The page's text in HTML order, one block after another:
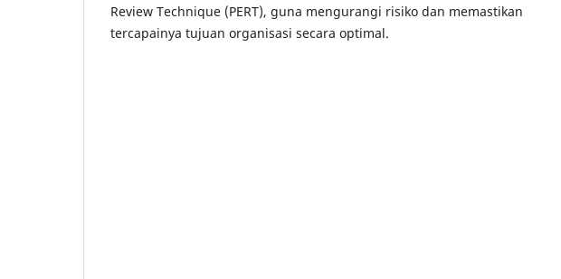
Review Technique (PERT), guna mengurangi risiko dan memastikan
tercapainya tujuan organisasi secara optimal.